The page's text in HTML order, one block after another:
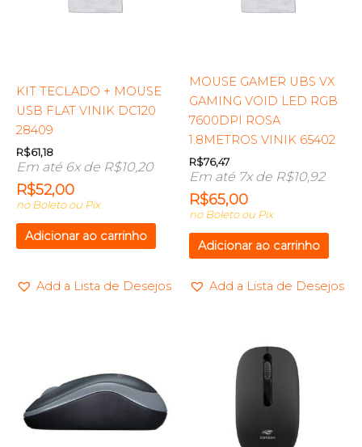
KIT TECLADO + MOUSE
USB FLAT VINIK DC120
28409
R$61,18
Em até 6x de R$10,20
R$52,00
no Boleto ou Pix
Adicionar ao carrinho
Add a Lista de Desejos
MOUSE GAMER UBS VX
GAMING VOID LED RGB
7600DPI ROSA
1.8METROS VINIK 65402
R$76,47
Em até 7x de R$10,92
R$65,00
no Boleto ou Pix
Adicionar ao carrinho
Add a Lista de Desejos